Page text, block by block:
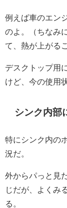
例えば車のエン
のよ。（ちなみ
て、熱が上がる
デスクトップ用
けど、今の使用
シンク内部
特にシンク内の
況だ。
外からパっと見
じだが、よくみ
る。